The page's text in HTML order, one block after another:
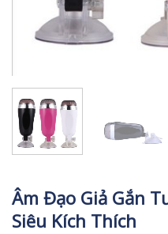
Âm Đạo Giả Gắn
Siêu Kích Thích